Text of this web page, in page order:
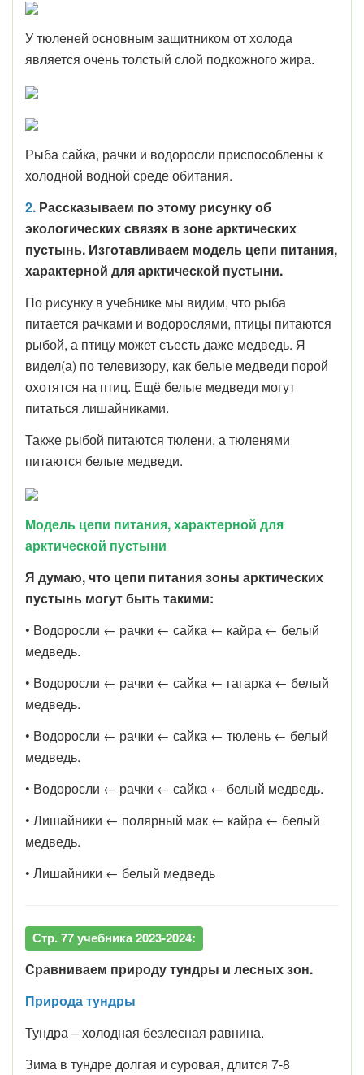
У тюленей основным защитником от холода
является очень толстый слой подкожного жира.
Рыба сайка, рачки и водоросли приспособлены к
холодной водной среде обитания.
2. Рассказываем по этому рисунку об
экологических связях в зоне арктических
пустынь. Изготавливаем модель цепи питания,
характерной для арктической пустыни.
По рисунку в учебнике мы видим, что рыба
питается рачками и водорослями, птицы питаются
рыбой, а птицу может съесть даже медведь. Я
видел(а) по телевизору, как белые медведи порой
охотятся на птиц. Ещё белые медведи могут
питаться лишайниками.
Также рыбой питаются тюлени, а тюленями
питаются белые медведи.
Модель цепи питания, характерной для
арктической пустыни
Я думаю, что цепи питания зоны арктических
пустынь могут быть такими:
• Водоросли ← рачки ← сайка ← кайра ← белый
медведь.
• Водоросли ← рачки ← сайка ← гагарка ← белый
медведь.
• Водоросли ← рачки ← сайка ← тюлень ← белый
медведь.
• Водоросли ← рачки ← сайка ← белый медведь.
• Лишайники ← полярный мак ← кайра ← белый
медведь.
• Лишайники ← белый медведь
Стр. 77 учебника 2023-2024:
Сравниваем природу тундры и лесных зон.
Природа тундры
Тундра – холодная безлесная равнина.
Зима в тундре долгая и суровая, длится 7-8